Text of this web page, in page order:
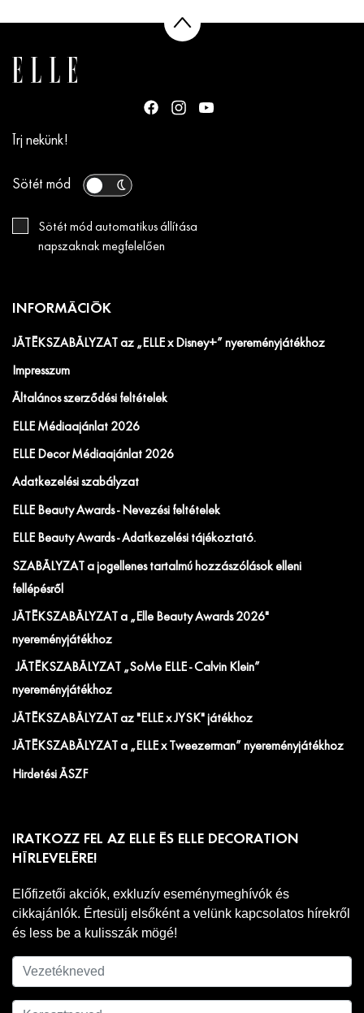
Írj nekünk!
Sötét mód
Sötét mód automatikus állítása
napszaknak megfelelően
INFORMÁCIÓK
JÁTÉKSZABÁLYZAT az „ELLE x Disney+” nyereményjátékhoz
Impresszum
Általános szerződési feltételek
ELLE Médiaajánlat 2026
ELLE Decor Médiaajánlat 2026
Adatkezelési szabályzat
ELLE Beauty Awards - Nevezési feltételek
ELLE Beauty Awards - Adatkezelési tájékoztató.
SZABÁLYZAT a jogellenes tartalmú hozzászólások elleni
fellépésről
JÁTÉKSZABÁLYZAT a „Elle Beauty Awards 2026"
nyereményjátékhoz
JÁTÉKSZABÁLYZAT „SoMe ELLE - Calvin Klein”
nyereményjátékhoz
JÁTÉKSZABÁLYZAT az "ELLE x JYSK" játékhoz
JÁTÉKSZABÁLYZAT a „ELLE x Tweezerman” nyereményjátékhoz
Hirdetési ÁSZF
IRATKOZZ FEL AZ ELLE ÉS ELLE DECORATION
HÍRLEVELÉRE!
Előfizetői akciók, exkluzív eseménymeghívók és
cikkajánlók. Értesülj elsőként a velünk kapcsolatos hírekről
és less be a kulisszák mögé!